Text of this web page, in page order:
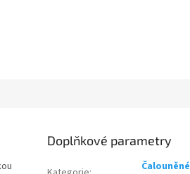
Doplňkové parametry
Čalouněné